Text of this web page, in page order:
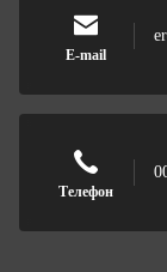
E-mail
Телефон